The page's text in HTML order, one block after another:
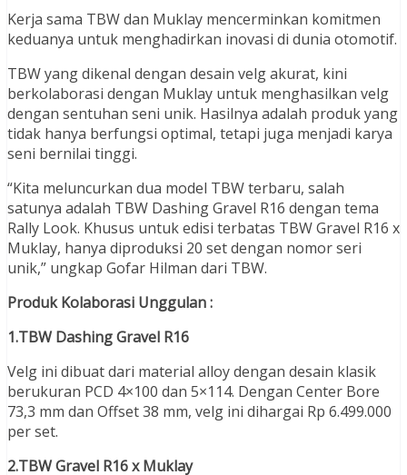
Kerja sama TBW dan Muklay mencerminkan komitmen
keduanya untuk menghadirkan inovasi di dunia otomotif.
TBW yang dikenal dengan desain velg akurat, kini
berkolaborasi dengan Muklay untuk menghasilkan velg
dengan sentuhan seni unik. Hasilnya adalah produk yang
tidak hanya berfungsi optimal, tetapi juga menjadi karya
seni bernilai tinggi.
“Kita meluncurkan dua model TBW terbaru, salah
satunya adalah TBW Dashing Gravel R16 dengan tema
Rally Look. Khusus untuk edisi terbatas TBW Gravel R16 x
Muklay, hanya diproduksi 20 set dengan nomor seri
unik,” ungkap Gofar Hilman dari TBW.
Produk Kolaborasi Unggulan :
1.TBW Dashing Gravel R16
Velg ini dibuat dari material alloy dengan desain klasik
berukuran PCD 4×100 dan 5×114. Dengan Center Bore
73,3 mm dan Offset 38 mm, velg ini dihargai Rp 6.499.000
per set.
2.TBW Gravel R16 x Muklay